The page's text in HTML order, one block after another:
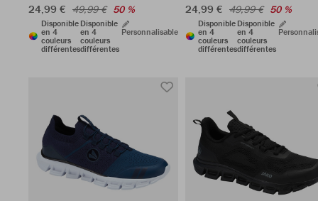
24,99 € 49,99 € 50 %
Disponible
en 4
couleurs
différentes
Disponible
en 4
couleurs
différentes
Personnalisable
24,99 € 49,99 € 50 %
Disponible
en 4
couleurs
différentes
Disponible
en 4
couleurs
différentes